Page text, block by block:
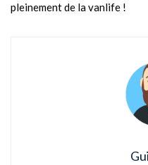
pleinement de la vanlife !